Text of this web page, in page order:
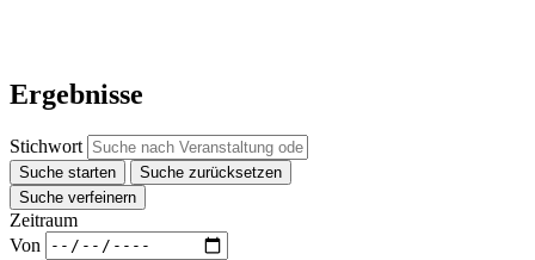
Ergebnisse
Stichwort
Suche starten
Suche zurücksetzen
Suche verfeinern
Zeitraum
Von